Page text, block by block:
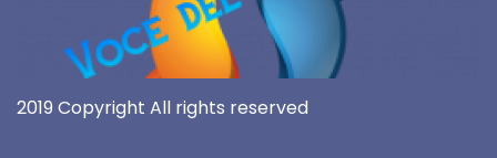
2019 Copyright All rights reserved